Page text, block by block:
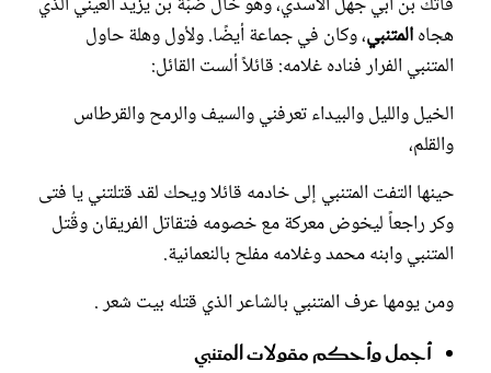
هجاهالمتنبي، وكان في جماعة أيضًا. ولأول وهلة حاول
المتنبي الفرار فناده غلامه: قائلاً ألست القائل:
الخيل والليل والبيداء تعرفني والسيف والرمح والقرطاس
والقلم،
حينها التفت المتنبي إلى خادمه قائلا ويحك لقد قتلتني يا فتى
وكر راجعاً ليخوض معركة مع خصومه فتقاتل الفريقان وقُتل
المتنبي وابنه محمد وغلامه مفلح بالنعمانية.
ومن يومها عرف المتنبي بالشاعر الذي قتله بيت شعر .
أجمل وأحكم مقولات المتنبي